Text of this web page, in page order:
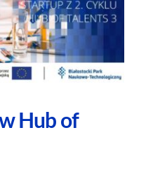
Hub of